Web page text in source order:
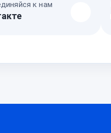
к нам